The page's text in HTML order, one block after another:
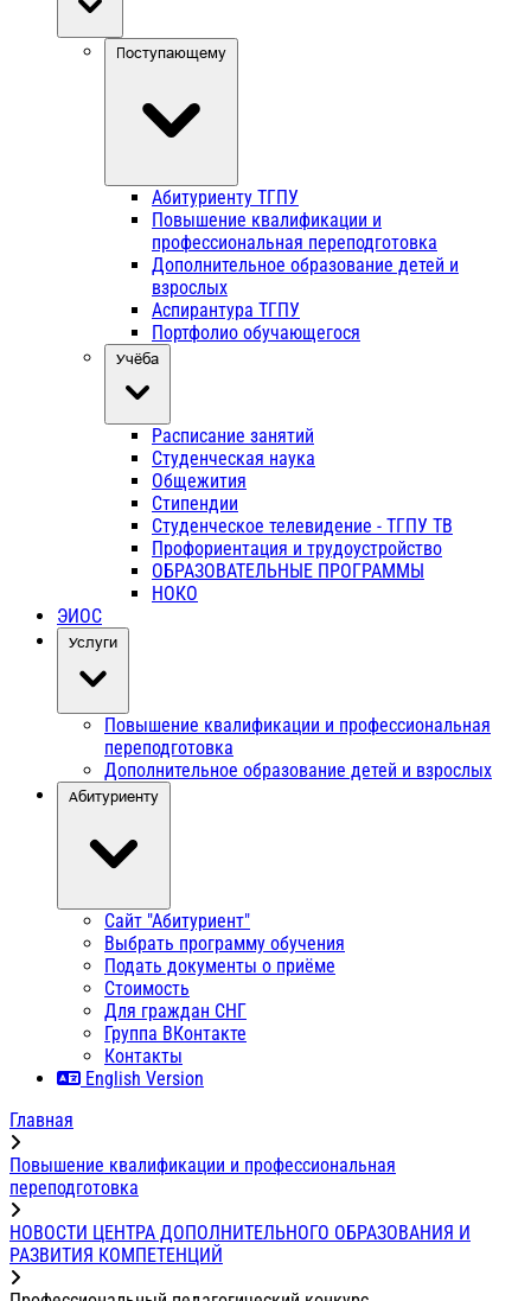
Поступающему
Абитуриенту ТГПУ
Повышение квалификации и
профессиональная переподготовка
Дополнительное образование детей и
взрослых
Аспирантура ТГПУ
Портфолио обучающегося
Учёба
Расписание занятий
Студенческая наука
Общежития
Стипендии
Студенческое телевидение - ТГПУ ТВ
Профориентация и трудоустройство
ОБРАЗОВАТЕЛЬНЫЕ ПРОГРАММЫ
НОКО
ЭИОС
Услуги
Повышение квалификации и профессиональная
переподготовка
Дополнительное образование детей и взрослых
Абитуриенту
Сайт "Абитуриент"
Выбрать программу обучения
Подать документы о приёме
Стоимость
Для граждан СНГ
Группа ВКонтакте
Контакты
English Version
Главная
Повышение квалификации и профессиональная
переподготовка
НОВОСТИ ЦЕНТРА ДОПОЛНИТЕЛЬНОГО ОБРАЗОВАНИЯ И
РАЗВИТИЯ КОМПЕТЕНЦИЙ